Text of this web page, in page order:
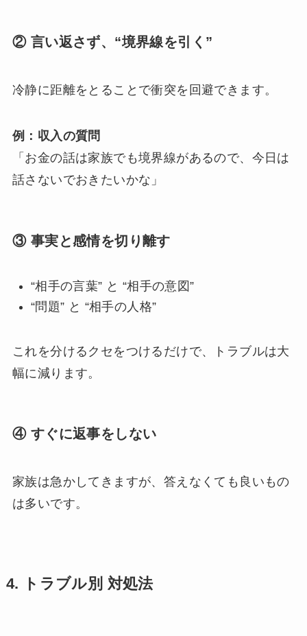
② 言い返さず、“境界線を引く”
冷静に距離をとることで衝突を回避できます。
例：収入の質問
「お金の話は家族でも境界線があるので、今日は
話さないでおきたいかな」
③ 事実と感情を切り離す
“相手の言葉” と “相手の意図”
“問題” と “相手の人格”
これを分けるクセをつけるだけで、トラブルは大
幅に減ります。
④ すぐに返事をしない
家族は急かしてきますが、答えなくても良いもの
は多いです。
4. トラブル別 対処法